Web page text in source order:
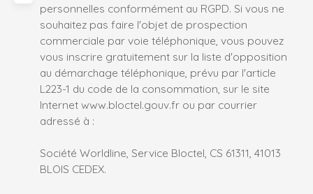
personnelles conformément au RGPD. Si vous ne
souhaitez pas faire l'objet de prospection
commerciale par voie téléphonique, vous pouvez
vous inscrire gratuitement sur la liste d'opposition
au démarchage téléphonique, prévu par l'article
L223-1 du code de la consommation, sur le site
Internet www.bloctel.gouv.fr ou par courrier
adressé à :
Société Worldline, Service Bloctel, CS 61311, 41013
BLOIS CEDEX.